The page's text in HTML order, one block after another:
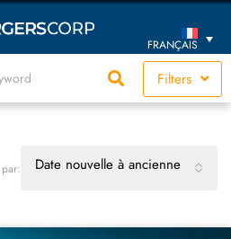
FRANÇAIS
Filters
Date nouvelle à ancienne